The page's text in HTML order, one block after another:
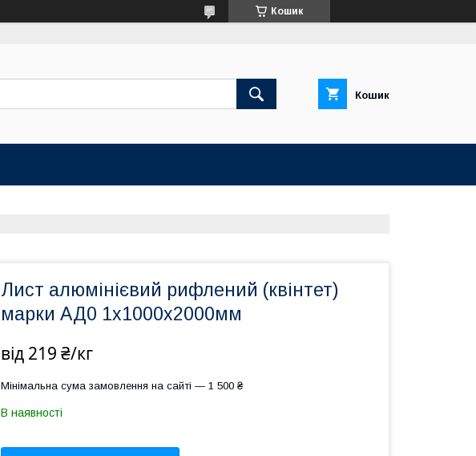
Кошик
Кошик
Лист алюмінієвий рифлений (квінтет)
марки АД0 1х1000х2000мм
від 219 ₴/кг
Мінімальна сума замовлення на сайті — 1 500 ₴
В наявності